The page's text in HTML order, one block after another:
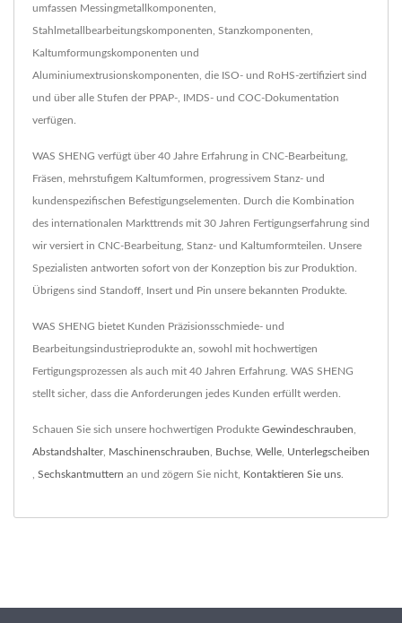
umfassen Messingmetallkomponenten,
Stahlmetallbearbeitungskomponenten, Stanzkomponenten,
Kaltumformungskomponenten und
Aluminiumextrusionskomponenten, die ISO- und RoHS-zertifiziert sind
und über alle Stufen der PPAP-, IMDS- und COC-Dokumentation
verfügen.
WAS SHENG verfügt über 40 Jahre Erfahrung in CNC-Bearbeitung,
Fräsen, mehrstufigem Kaltumformen, progressivem Stanz- und
kundenspezifischen Befestigungselementen. Durch die Kombination
des internationalen Markttrends mit 30 Jahren Fertigungserfahrung sind
wir versiert in CNC-Bearbeitung, Stanz- und Kaltumformteilen. Unsere
Spezialisten antworten sofort von der Konzeption bis zur Produktion.
Übrigens sind Standoff, Insert und Pin unsere bekannten Produkte.
WAS SHENG bietet Kunden Präzisionsschmiede- und
Bearbeitungsindustrieprodukte an, sowohl mit hochwertigen
Fertigungsprozessen als auch mit 40 Jahren Erfahrung. WAS SHENG
stellt sicher, dass die Anforderungen jedes Kunden erfüllt werden.
Schauen Sie sich unsere hochwertigen Produkte Gewindeschrauben
Abstandshalter, Maschinenschrauben Buchse Welle Unterlegscheiben
Sechskantmuttern an und zögern Sie nicht, Kontaktieren Sie uns